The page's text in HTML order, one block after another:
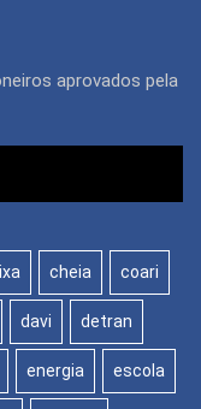
aprovados pela
cheia coari
davi detran
energia escola